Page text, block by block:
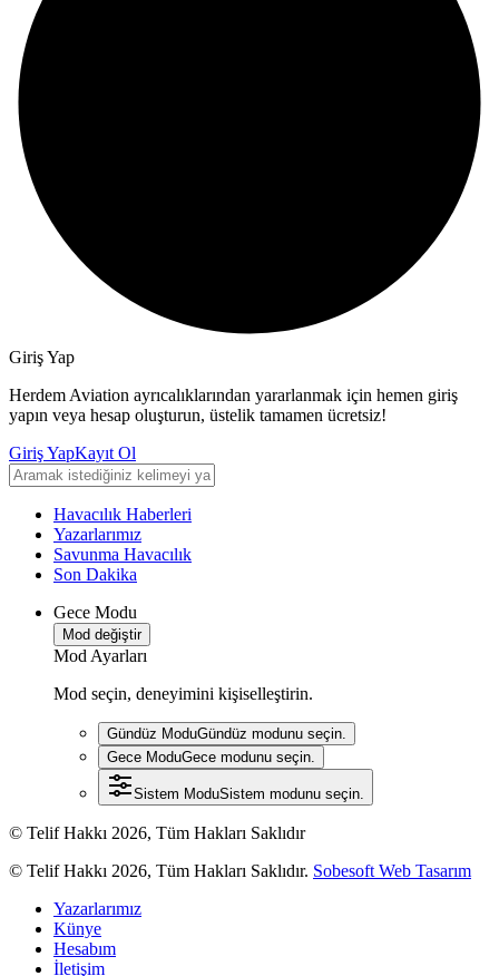
Giriş Yap
Herdem Aviation ayrıcalıklarından yararlanmak için hemen giriş
yapın veya hesap oluşturun, üstelik tamamen ücretsiz!
Giriş YapKayıt Ol
Havacılık Haberleri
Yazarlarımız
Savunma Havacılık
Son Dakika
Gece Modu
Mod değiştir
Mod Ayarları
Mod seçin, deneyimini kişiselleştirin.
Gündüz ModuGündüz modunu seçin.
Gece ModuGece modunu seçin.
Sistem ModuSistem modunu seçin.
© Telif Hakkı 2026, Tüm Hakları Saklıdır
© Telif Hakkı 2026, Tüm Hakları Saklıdır. Sobesoft Web Tasarım
Yazarlarımız
Künye
Hesabım
İletişim